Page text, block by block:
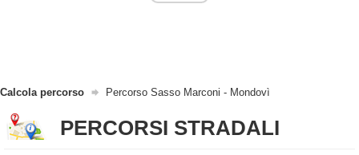
Calcola percorso Percorso Sasso Marconi - Mondovì
PERCORSI STRADALI